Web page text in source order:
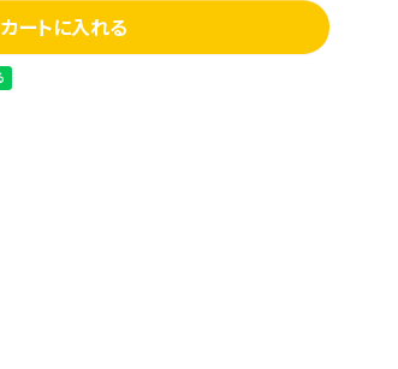
カートに入れる